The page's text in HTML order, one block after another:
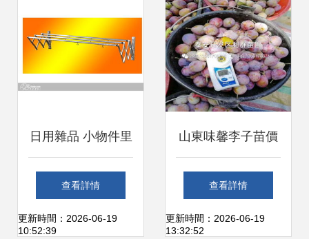
日用雜品 小物件里
的大智慧
查看詳情
更新時間：2026-06-19
10:52:39
山東味馨李子苗價
格洞察與日用雜品
的關聯思考
查看詳情
更新時間：2026-06-19
13:32:52